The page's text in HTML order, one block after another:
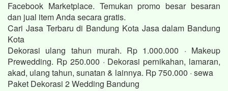
Facebook Marketplace. Temukan promo besar besaran
dan jual item Anda secara gratis.
Cari Jasa Terbaru di Bandung Kota Jasa dalam Bandung
Kota
Dekorasi ulang tahun murah. Rp 1.000.000 · Makeup
Prewedding. Rp 250.000 · Dekorasi pernikahan, lamaran,
akad, ulang tahun, sunatan & lainnya. Rp 750.000 · sewa
Paket Dekorasi 2 Wedding Bandung